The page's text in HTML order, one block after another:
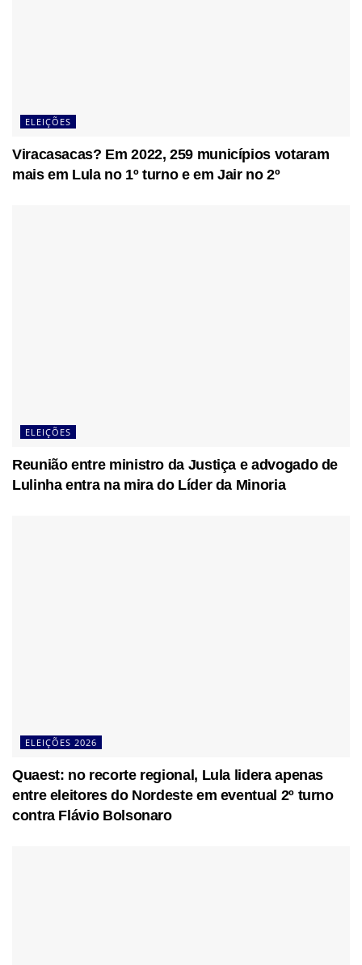
ELEIÇÕES
Viracasacas? Em 2022, 259 municípios votaram
mais em Lula no 1º turno e em Jair no 2º
ELEIÇÕES
Reunião entre ministro da Justiça e advogado de
Lulinha entra na mira do Líder da Minoria
ELEIÇÕES 2026
Quaest: no recorte regional, Lula lidera apenas
entre eleitores do Nordeste em eventual 2º turno
contra Flávio Bolsonaro